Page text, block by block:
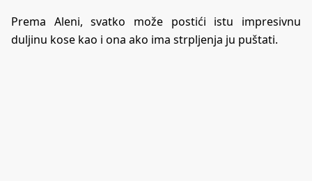
Prema Aleni, svatko može postići istu impresivnu
duljinu kose kao i ona ako ima strpljenja ju puštati.